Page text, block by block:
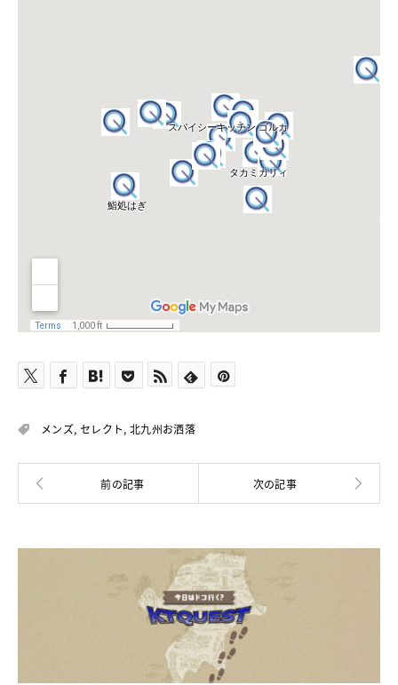
メンズ, セレクト,北九州お洒落